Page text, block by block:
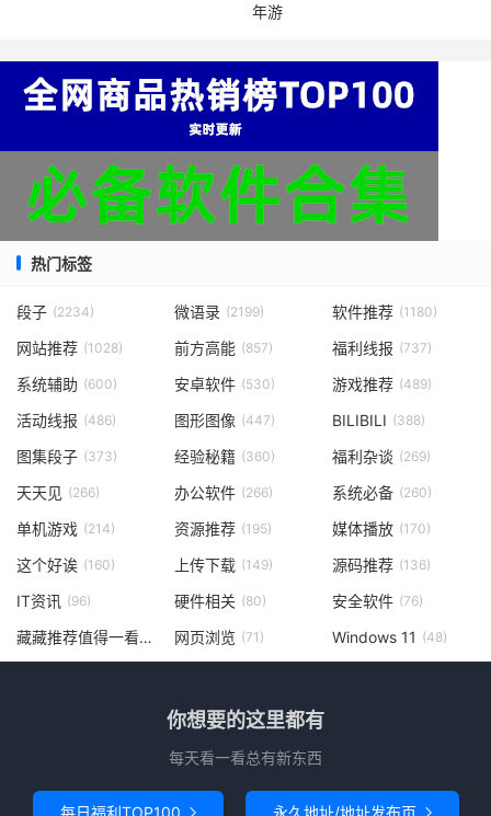
年游
热门标签
段子 (2234) 微语录 (2199) 软件推荐 (1180)
网站推荐 (1028) 前方高能 (857) 福利线报 (737)
系统辅助 (600) 安卓软件 (530) 游戏推荐 (489)
活动线报 (486) 图形图像 (447) BILIBILI (388)
图集段子 (373) 经验秘籍 (360) 福利杂谈 (269)
天天见 (266) 办公软件 (266) 系统必备 (260)
单机游戏 (214) 资源推荐 (195) 媒体播放 (170)
这个好诶 (160) 上传下载 (149) 源码推荐 (136)
IT资讯 (96) 硬件相关 (80) 安全软件 (76)
藏藏推荐值得一看 网页浏览 (71) Windows 11 (48)
你想要的这里都有
每天看一看总有新东西
每日福利TOP100  永久地址/地址发布页 